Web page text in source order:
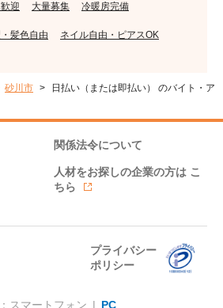
迎 大量募集 冷暖房完備
髪色自由 ネイル自由・ピアスOK
砂川市
日払い（または即払い） のバイト・ア
関係法令について
人材をお探しの企業の方は こ
ちら
プライバシー
ポリシー
スマートフォン | PC